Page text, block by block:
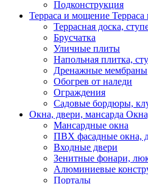
Подконструкция
Терраса и мощение
Террасная доска,
Брусчатка
Уличные плиты
Напольная плитка,
Дренажные мембраны
Обогрев от наледи
Ограждения
Садовые бордюры,
Окна, двери, мансарда
Мансардные окна
ПВХ фасадные окна,
Входные двери
Зенитные фонари,
Алюминиевые
Порталы